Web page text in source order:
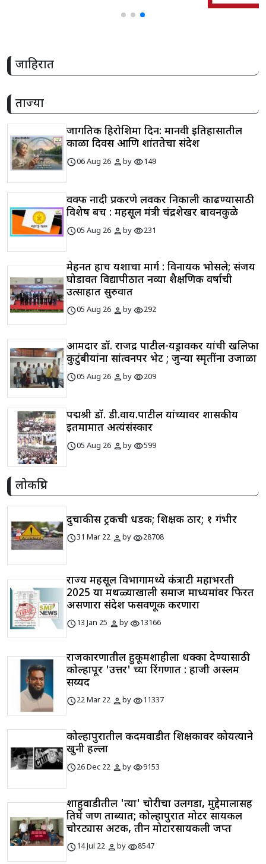
जाहिरात
ताज्या
जागतिक हिरोशिमा दिन: मानवी इतिहासातील
काळा दिवस आणि शांततेचा संदेश
schedule06 Aug 26 personbyvisibility149
वक्फ नोंदी प्रकरणे लवकर निकाली काढण्यासाठी
विशेष बेंच : महसूल मंत्री चंद्रशेखर बावनकुळे
schedule05 Aug 26 personbyvisibility231
मेहनत हाच यशाचा मार्ग : विनायक भोसले; संजय
घोडावत विद्यापीठात नव्या शैक्षणिक वर्षाची
उत्साहात सुरुवात
schedule05 Aug 26 personbyvisibility292
आमदार डॉ. राजेंद्र पाटील-यड्रावकर यांची खलिफा
कुटुंबीयांना सांत्वनपर भेट ; जुन्या स्मृतींना उजाळा
schedule05 Aug 26 personbyvisibility209
पद्मश्री डॉ. डी.वाय.पाटील यांच्यावर शासकीय
इतमामात अत्यंसंस्कार
schedule05 Aug 26 personbyvisibility599
लोकप्रिय
दुचाकीस ट्रकची धडक; शिक्षक ठार; १ गंभीर
schedule31 Mar 22 personbyvisibility28708
राज्य महसूल विभागामध्ये कंत्राटी महाभरती
2025 या मथळ्याखाली समाज माध्यमांवर फिरत
असणारा संदेश फसवणूक करणारा
schedule13 Jan 25 personbyvisibility13166
राजकारणातील हुकूमशाहीला धक्का देण्यासाठी
कोल्हापूर 'उत्तर' च्या रिंगणात : हाजी अस्लम
सय्यद
schedule22 Mar 22 personbyvisibility11337
कोल्हापुरातील कदमवाडीत शिक्षकावर कोयत्याने
खुनी हल्ला
schedule26 Dec 22 personbyvisibility9153
शाहुवाडीतील 'त्या' चोरीचा उलगडा, मुद्देमालासह
तिघे जण ताब्यात; कोल्हापुरात मोटर सायकल
चोरट्यास अटक, तीन मोटारसायकली जप्त
schedule14 Jul 22 personbyvisibility8547